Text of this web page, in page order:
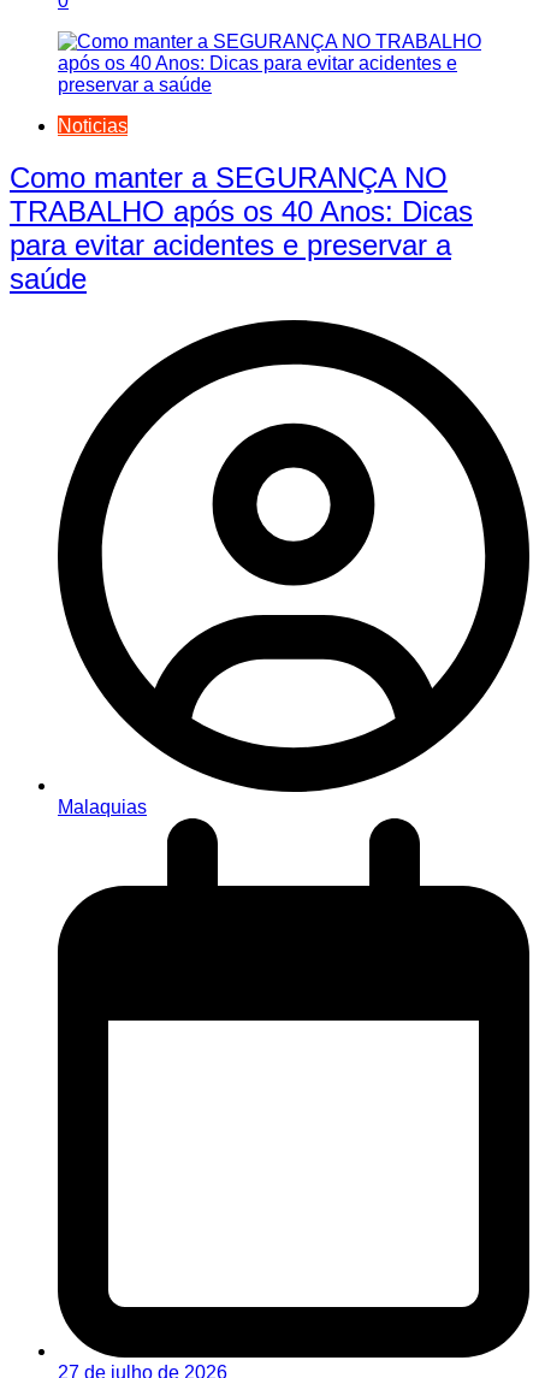
Noticias
Como manter a SEGURANÇA NO
TRABALHO após os 40 Anos: Dicas
para evitar acidentes e preservar a
saúde
Malaquias
27 de julho de 2026